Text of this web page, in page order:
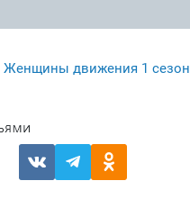
Женщины движения 1 сезон